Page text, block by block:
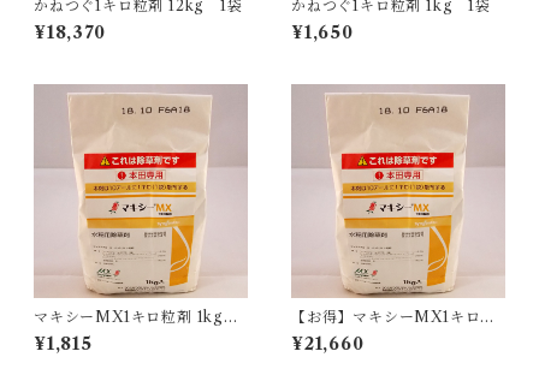
かねつぐ1キロ粒剤 12kg 1袋
¥18,370
かねつぐ1キロ粒剤 1kg 1袋
¥1,650
マキシーMX1キロ粒剤 1kg 1
袋
¥1,815
【お得】マキシーMX1キロ粒
剤 1kg 【1箱】12袋入
¥21,660